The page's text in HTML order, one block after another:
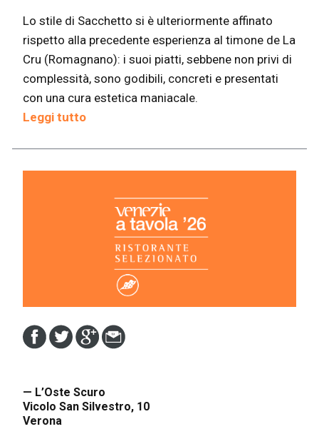
Lo stile di Sacchetto si è ulteriormente affinato
rispetto alla precedente esperienza al timone de La
Cru (Romagnano): i suoi piatti, sebbene non privi di
complessità, sono godibili, concreti e presentati
con una cura estetica maniacale.
Leggi tutto
— L’Oste Scuro
Vicolo San Silvestro, 10
Verona